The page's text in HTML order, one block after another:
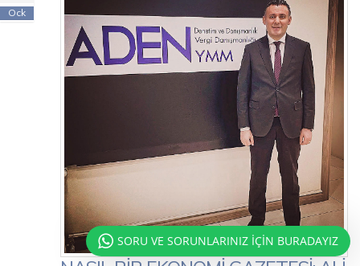
Ock
SORU VE SORUNLARINIZ İÇİN BURADAYIZ